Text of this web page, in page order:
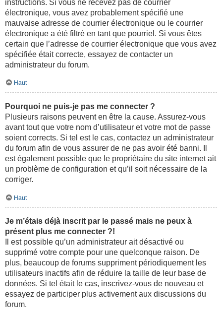
instructions. Si vous ne recevez pas de courrier
électronique, vous avez probablement spécifié une
mauvaise adresse de courrier électronique ou le courrier
électronique a été filtré en tant que pourriel. Si vous êtes
certain que l’adresse de courrier électronique que vous avez
spécifiée était correcte, essayez de contacter un
administrateur du forum.
Haut
Pourquoi ne puis-je pas me connecter ?
Plusieurs raisons peuvent en être la cause. Assurez-vous
avant tout que votre nom d’utilisateur et votre mot de passe
soient corrects. Si tel est le cas, contactez un administrateur
du forum afin de vous assurer de ne pas avoir été banni. Il
est également possible que le propriétaire du site internet ait
un problème de configuration et qu’il soit nécessaire de la
corriger.
Haut
Je m’étais déjà inscrit par le passé mais ne peux à
présent plus me connecter ?!
Il est possible qu’un administrateur ait désactivé ou
supprimé votre compte pour une quelconque raison. De
plus, beaucoup de forums suppriment périodiquement les
utilisateurs inactifs afin de réduire la taille de leur base de
données. Si tel était le cas, inscrivez-vous de nouveau et
essayez de participer plus activement aux discussions du
forum.